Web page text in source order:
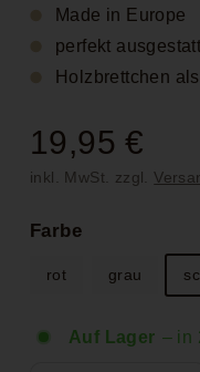
Made in Europe
perfekt
Holzbrettchen
Normaler
Preis
19,95 €
€
inkl. MwSt. zzgl.
Farbe
rot grau
Auf Lager – in